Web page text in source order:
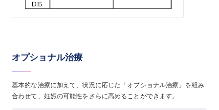
オプショナル治療
基本的な治療に加えて、状況に応じた「オプショナル治療」を組み
合わせて、妊娠の可能性をさらに高めることができます。